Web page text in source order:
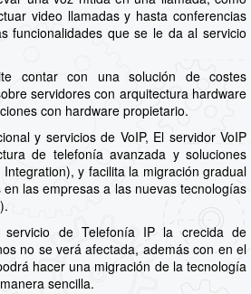
video llamadas y hasta conferencias
funcionalidades que se le da al servicio
contar con una solución de costes
servidores con arquitectura hardware
con hardware propietario.
y servicios de VoIP, El servidor VoIP
de telefonía avanzada y soluciones
y facilita la migración gradual
las empresas a las nuevas tecnologías
de Telefonía IP la crecida de
no se verá afectada, además con en el
hacer una migración de la tecnología
sencilla.